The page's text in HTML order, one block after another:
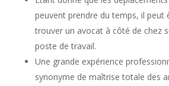
peuvent prendre du temps, il peut
trouver un avocat à côté de chez
poste de travail.
Une grande expérience
synonyme de maîtrise totale des